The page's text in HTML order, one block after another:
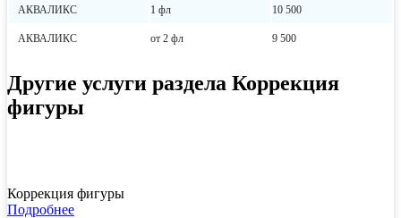
АКВАЛИКС 1 фл 10 500
АКВАЛИКС от 2 фл 9 500
Другие услуги раздела Коррекция
фигуры
Коррекция фигуры
Подробнее